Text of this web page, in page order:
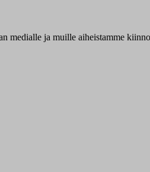
medialle ja muille aiheistamme